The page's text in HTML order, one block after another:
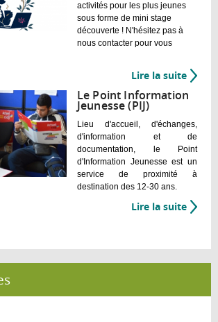
activités pour les plus jeunes
sous forme de mini stage
découverte ! N'hésitez pas à
nous contacter pour vous
Lire la suite de
Les
Le Point Information
Jeunesse (PIJ)
Lieu d'accueil, d'échanges,
d'information et de
documentation, le Point
d'Information Jeunesse est un
service de proximité à
destination des 12-30 ans.
Lire la suite de
: